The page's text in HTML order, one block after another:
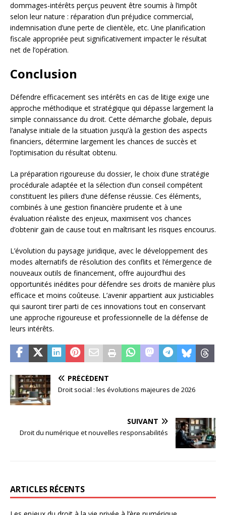
dommages-intérêts perçus peuvent être soumis à l’impôt
selon leur nature : réparation d’un préjudice commercial,
indemnisation d’une perte de clientèle, etc. Une planification
fiscale appropriée peut significativement impacter le résultat
net de l’opération.
Conclusion
Défendre efficacement ses intérêts en cas de litige exige une
approche méthodique et stratégique qui dépasse largement la
simple connaissance du droit. Cette démarche globale, depuis
l’analyse initiale de la situation jusqu’à la gestion des aspects
financiers, détermine largement les chances de succès et
l’optimisation du résultat obtenu.
La préparation rigoureuse du dossier, le choix d’une stratégie
procédurale adaptée et la sélection d’un conseil compétent
constituent les piliers d’une défense réussie. Ces éléments,
combinés à une gestion financière prudente et à une
évaluation réaliste des enjeux, maximisent vos chances
d’obtenir gain de cause tout en maîtrisant les risques encourus.
L’évolution du paysage juridique, avec le développement des
modes alternatifs de résolution des conflits et l’émergence de
nouveaux outils de financement, offre aujourd’hui des
opportunités inédites pour défendre ses droits de manière plus
efficace et moins coûteuse. L’avenir appartient aux justiciables
qui sauront tirer parti de ces innovations tout en conservant
une approche rigoureuse et professionnelle de la défense de
leurs intérêts.
PRÉCÉDENT
Droit social : les évolutions majeures de 2026
SUIVANT
Droit du numérique et nouvelles responsabilités
ARTICLES RÉCENTS